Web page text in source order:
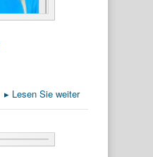
▸ Lesen Sie weiter